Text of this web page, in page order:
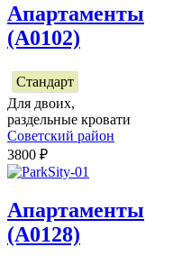
Апартаменты
(А0102)
Стандарт
Для двоих,
раздельные кровати
Советский район
3800 ₽
Апартаменты
(А0128)